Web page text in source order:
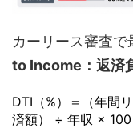
カーリース審査
to Income：返済
DTI（%）＝（年間
済額） ÷ 年収 × 100